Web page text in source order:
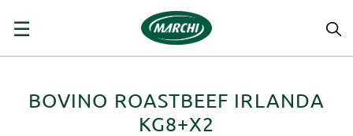
navigazione
☰
BOVINO ROASTBEEF IRLANDA
KG8+X2